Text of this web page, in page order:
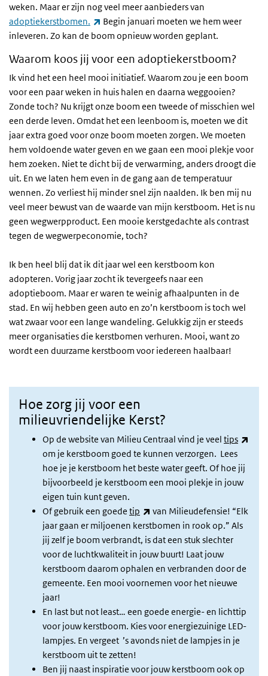
weken. Maar er zijn nog veel meer aanbieders van
adoptiekerstbomen.
(externe link)
Begin januari moeten we hem weer
inleveren. Zo kan de boom opnieuw worden geplant.
Waarom koos jij voor een adoptiekerstboom?
Ik vind het een heel mooi initiatief. Waarom zou je een boom
voor een paar weken in huis halen en daarna weggooien?
Zonde toch? Nu krijgt onze boom een tweede of misschien wel
een derde leven. Omdat het een leenboom is, moeten we dit
jaar extra goed voor onze boom moeten zorgen. We moeten
hem voldoende water geven en we gaan een mooi plekje voor
hem zoeken. Niet te dicht bij de verwarming, anders droogt die
uit. En we laten hem even in de gang aan de temperatuur
wennen. Zo verliest hij minder snel zijn naalden. Ik ben mij nu
veel meer bewust van de waarde van mijn kerstboom. Het is nu
geen wegwerpproduct. Een mooie kerstgedachte als contrast
tegen de wegwerpeconomie, toch?
Ik ben heel blij dat ik dit jaar wel een kerstboom kon
adopteren. Vorig jaar zocht ik tevergeefs naar een
adoptieboom. Maar er waren te weinig afhaalpunten in de
stad. En wij hebben geen auto en zo’n kerstboom is toch wel
wat zwaar voor een lange wandeling. Gelukkig zijn er steeds
meer organisaties die kerstbomen verhuren. Mooi, want zo
wordt een duurzame kerstboom voor iedereen haalbaar!
Hoe zorg jij voor een
milieuvriendelijke Kerst?
Op de website van Milieu Centraal vind je veel tips
om je kerstboom goed te kunnen verzorgen. Lees
hoe je je kerstboom het beste water geeft. Of hoe jij
bijvoorbeeld je kerstboom een mooi plekje in jouw
eigen tuin kunt geven.
Of gebruik een goede tip (externe link)
van Milieudefensie! “Elk
jaar gaan er miljoenen kerstbomen in rook op.” Als
jij zelf je boom verbrandt, is dat een stuk slechter
voor de luchtkwaliteit in jouw buurt! Laat jouw
kerstboom daarom ophalen en verbranden door de
gemeente. Een mooi voornemen voor het nieuwe
jaar!
En last but not least… een goede energie- en lichttip
voor jouw kerstboom. Kies voor energiezuinige LED-
lampjes. En vergeet ’s avonds niet de lampjes in je
kerstboom uit te zetten!
Ben jij naast inspiratie voor jouw kerstboom ook op